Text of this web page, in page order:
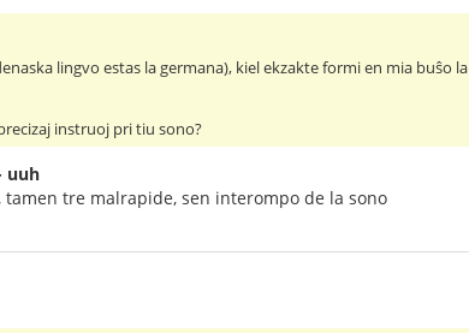
lingvo estas la germana), kiel ekzakte formi en mia buŝo
instruoj pri tiu sono?
uuh
tre malrapide, sen interompo de la sono